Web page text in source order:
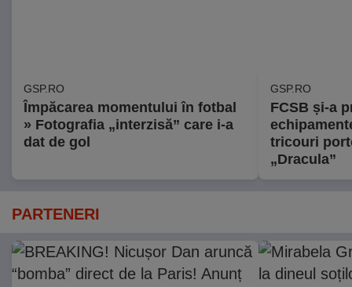
GSP.RO
Împăcarea momentului în fotbal
» Fotografia „interzisă” care i-a
dat de gol
GSP.RO
FCSB și-a
tricouri
„Dracula”
PARTENERI